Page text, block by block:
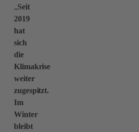
„Seit
2019
hat
sich
die
Klimakrise
weiter
zugespitzt.
Im
Winter
bleibt